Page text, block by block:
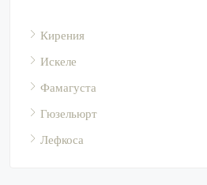
Кирения
Искеле
Фамагуста
Гюзельюрт
Лефкоса